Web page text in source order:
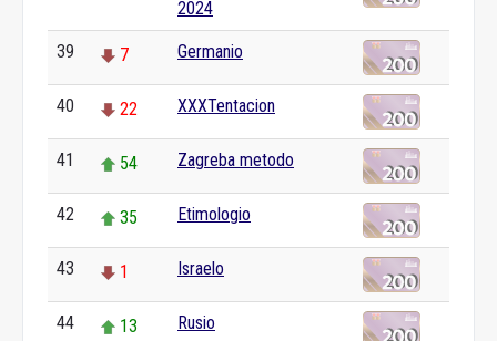
2024
39 7 Germanio
40 22 XXXTentacion
41 54 Zagreba metodo
42 35 Etimologio
43 1 Israelo
44 13 Rusio